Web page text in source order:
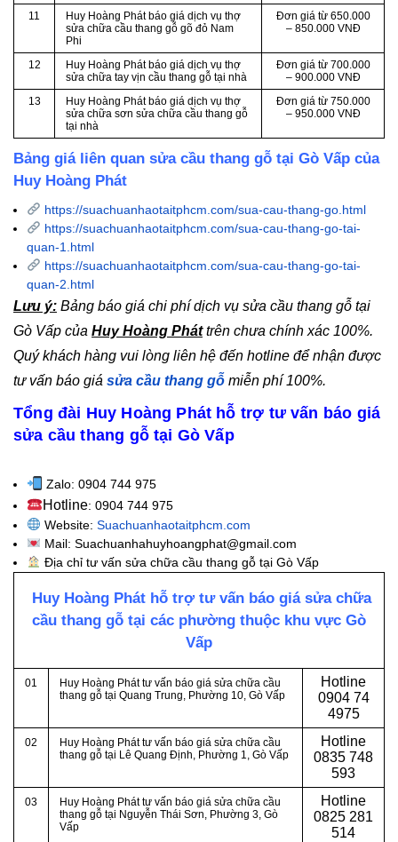
11
Huy Hoàng Phát báo giá dịch vụ thợ
sửa chữa cầu thang gỗ gõ đỏ Nam
Phi
Đơn giá từ 650.000
– 850.000 VNĐ
12
Huy Hoàng Phát báo giá dịch vụ thợ
sửa chữa tay vịn cầu thang gỗ tại nhà
Đơn giá từ 700.000
– 900.000 VNĐ
13
Huy Hoàng Phát báo giá dịch vụ thợ
sửa chữa sơn sửa chữa cầu thang gỗ
tại nhà
Đơn giá từ 750.000
– 950.000 VNĐ
Bảng giá liên quan sửa cầu thang gỗ tại Gò Vấp của
Huy Hoàng Phát
https://suachuanhaotaitphcm.com/sua-cau-thang-go.html
https://suachuanhaotaitphcm.com/sua-cau-thang-go-tai-
quan-1.html
https://suachuanhaotaitphcm.com/sua-cau-thang-go-tai-
quan-2.html
Lưu ý: Bảng báo giá chi phí dịch vụ sửa cầu thang gỗ tại
Gò Vấp của Huy Hoàng Pháttrên chưa chính xác 100%.
Quý khách hàng vui lòng liên hệ đến hotline để nhận được
tư vấn báo giá sửa cầu thang gỗ miễn phí 100%.
Tổng đài Huy Hoàng Phát hỗ trợ tư vấn báo giá
sửa cầu thang gỗ tại Gò Vấp
Zalo: 0904 744 975
Hotline: 0904 744 975
Website: Suachuanhaotaitphcm.com
Mail: Suachuanhahuyhoangphat@gmail.com
Địa chỉ tư vấn sửa chữa cầu thang gỗ tại Gò Vấp
Huy Hoàng Phát hỗ trợ tư vấn báo giá sửa chữa
cầu thang gỗ tại các phường thuộc khu vực Gò
Vấp
01
Huy Hoàng Phát tư vấn báo giá sửa chữa cầu
thang gỗ tại Quang Trung, Phường 10, Gò Vấp
Hotline
0904 74
4975
02
Huy Hoàng Phát tư vấn báo giá sửa chữa cầu
thang gỗ tại Lê Quang Định, Phường 1, Gò Vấp
Hotline
0835 748
593
03
Huy Hoàng Phát tư vấn báo giá sửa chữa cầu
thang gỗ tại Nguyễn Thái Sơn, Phường 3, Gò
Vấp
Hotline
0825 281
514